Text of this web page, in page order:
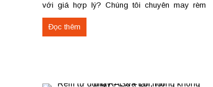
với giá hợp lý? Chúng tôi chuyên may rèm
theo yêu cầu, thi công nhanh, đúng mẫu, đúng
tiến độ. Thực tế, chúng tôi vừa hoàn thiện thi
Đọc thêm